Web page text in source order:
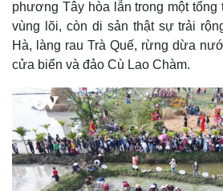
Kinh tế
Bất động sản
Khởi nghiệp
Thị
Giá
Tiêu
phương Tây hòa lẫn trong một tổng
vùng lõi, còn di sản thật sự trải
Hà, làng rau Trà Quế, rừng dừa
cửa biển và đảo Cù Lao Chàm.